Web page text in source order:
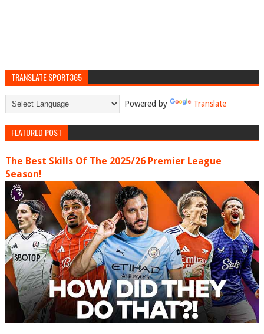
TRANSLATE SPORT365
Powered by Translate
FEATURED POST
The Best Skills Of The 2025/26 Premier League
Season!